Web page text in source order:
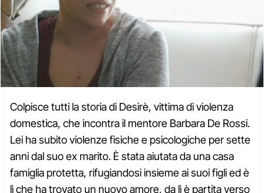
Colpisce tutti la storia di Desirè, vittima di violenza
domestica, che incontra il mentore Barbara De Rossi.
Lei ha subito violenze fisiche e psicologiche per sette
anni dal suo ex marito. È stata aiutata da una casa
famiglia protetta, rifugiandosi insieme ai suoi figli ed è
lì che ha trovato un nuovo amore, da lì è partita verso